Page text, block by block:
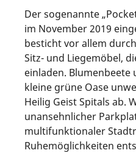
Der sogenannte
im November 2019
besticht vor allem
Sitz- und Liegemöbel,
einladen. Blumenbeete
kleine grüne Oase
Heilig Geist Spitals ab.
unansehnlicher
multifunktionaler
Ruhemöglichkeiten